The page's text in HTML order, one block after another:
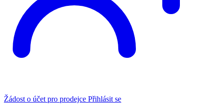
Žádost o účet pro prodejce Přihlásit se